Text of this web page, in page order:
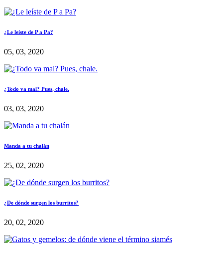
¿Le leíste de P a Pa?
05, 03, 2020
¿Todo va mal? Pues, chale.
03, 03, 2020
Manda a tu chalán
25, 02, 2020
¿De dónde surgen los burritos?
20, 02, 2020